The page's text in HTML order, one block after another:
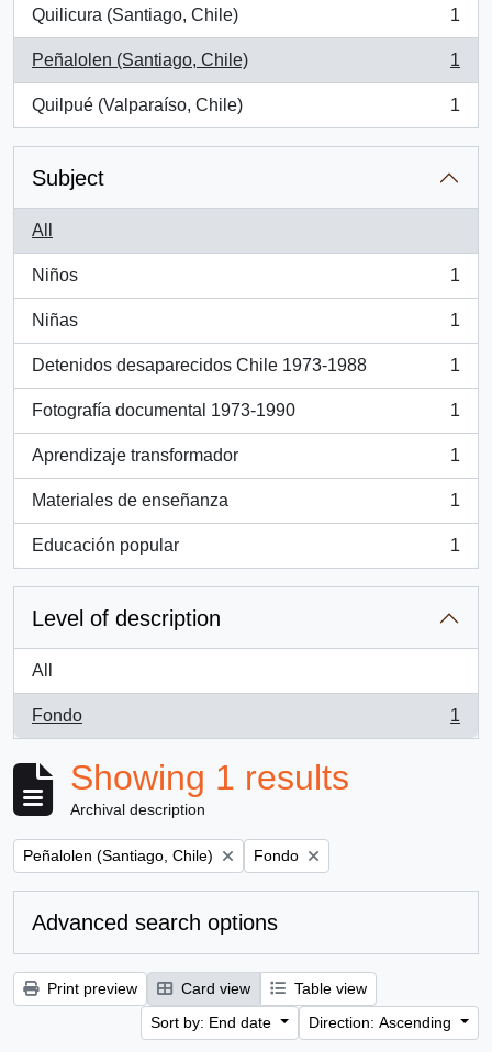
Quilicura (Santiago, Chile)
, 1 results
1
Peñalolen (Santiago, Chile)
, 1 results
1
Quilpué (Valparaíso, Chile)
, 1 results
1
Subject
All
Niños
, 1 results
1
Niñas
, 1 results
1
Detenidos desaparecidos Chile 1973-1988
, 1 results
1
Fotografía documental 1973-1990
, 1 results
1
Aprendizaje transformador
, 1 results
1
Materiales de enseñanza
, 1 results
1
Educación popular
, 1 results
1
Level of description
All
Fondo
, 1 results
1
Showing 1 results
Archival description
Remove filter:
Peñalolen (Santiago, Chile) Remove filter:
Fondo
Advanced search options
Print preview Card view
Table view
Sort by: End date
Direction: Ascending